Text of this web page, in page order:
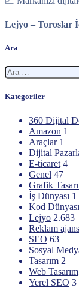
Lejyo – Toroslar
Ara
Arama:
Kategoriler
360 Dijital
Amazon 1
Araçlar 1
Dijital
E-ticaret 4
Genel 47
Grafik
İş Dünyası 1
Kod Dünyası
Lejyo 2.683
Reklam
SEO 63
Sosyal
Tasarım 2
Web Tasarım
Yerel SEO 3